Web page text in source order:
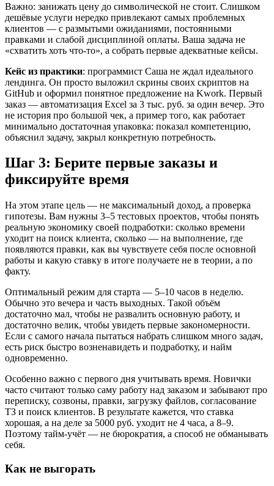
Важно: занижать цену до символической не стоит. Слишком
дешёвые услуги нередко привлекают самых проблемных
клиентов — с размытыми ожиданиями, постоянными
правками и слабой дисциплиной оплаты. Ваша задача не
«схватить хоть что-то», а собрать первые адекватные кейсы.
Кейс из практики: программист Саша не ждал идеального
лендинга. Он просто выложил скрины своих скриптов на
GitHub и оформил понятное предложение на Kwork. Первый
заказ — автоматизация Excel за 3 тыс. руб. за один вечер. Это
не история про большой чек, а пример того, как работает
минимально достаточная упаковка: показал компетенцию,
объяснил задачу, закрыл конкретную потребность.
Шаг 3: Берите первые заказы и
фиксируйте время
На этом этапе цель — не максимальный доход, а проверка
гипотезы. Вам нужны 3–5 тестовых проектов, чтобы понять
реальную экономику своей подработки: сколько времени
уходит на поиск клиента, сколько — на выполнение, где
появляются правки, как вы чувствуете себя после основной
работы и какую ставку в итоге получаете не в теории, а по
факту.
Оптимальный режим для старта — 5–10 часов в неделю.
Обычно это вечера и часть выходных. Такой объём
достаточно мал, чтобы не развалить основную работу, и
достаточно велик, чтобы увидеть первые закономерности.
Если с самого начала пытаться набрать слишком много задач,
есть риск быстро возненавидеть и подработку, и найм
одновременно.
Особенно важно с первого дня учитывать время. Новички
часто считают только саму работу над заказом и забывают про
переписку, созвоны, правки, загрузку файлов, согласование
ТЗ и поиск клиентов. В результате кажется, что ставка
хорошая, а на деле за 5000 руб. уходит не 4 часа, а 8–9.
Поэтому тайм-учёт — не бюрократия, а способ не обманывать
себя.
Как не выгорать